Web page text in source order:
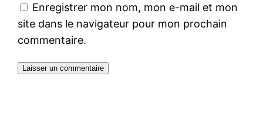
Enregistrer mon nom, mon e-mail et mon
site dans le navigateur pour mon prochain
commentaire.